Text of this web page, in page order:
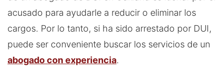
acusado para ayudarle a reducir o eliminar los
cargos. Por lo tanto, si ha sido arrestado por DUI,
puede ser conveniente buscar los servicios de un
abogado con experiencia.